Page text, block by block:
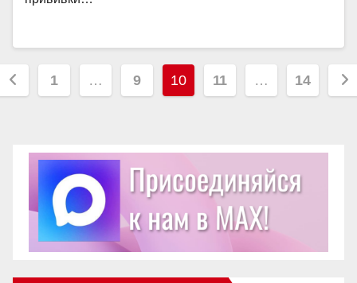
1 … 9 10 11 … 14